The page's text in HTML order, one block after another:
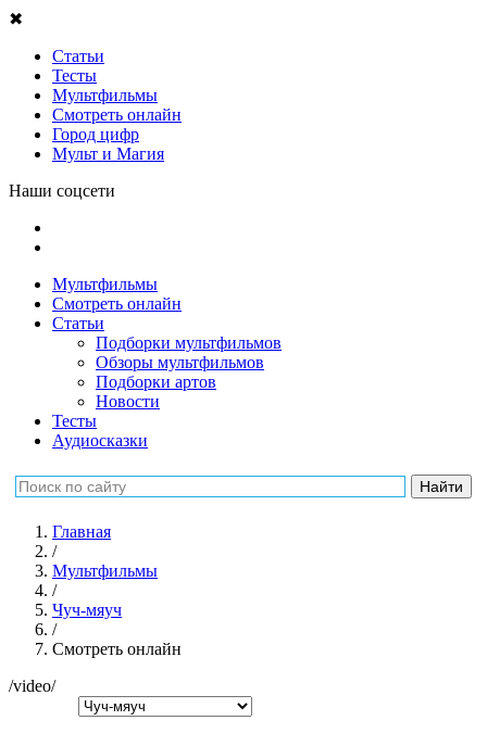
✖
Статьи
Тесты
Мультфильмы
Смотреть онлайн
Город цифр
Мульт и Магия
Наши соцсети
Мультфильмы
Смотреть онлайн
Статьи
Подборки мультфильмов
Обзоры мультфильмов
Подборки артов
Новости
Тесты
Аудиосказки
Главная
/
Мультфильмы
/
Чуч-мяуч
/
Смотреть онлайн
/video/